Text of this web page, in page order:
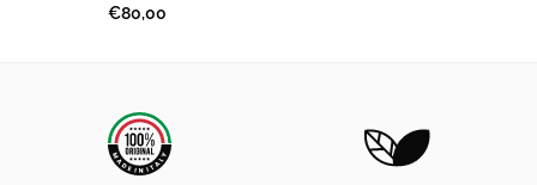
Prezzo
€80,00